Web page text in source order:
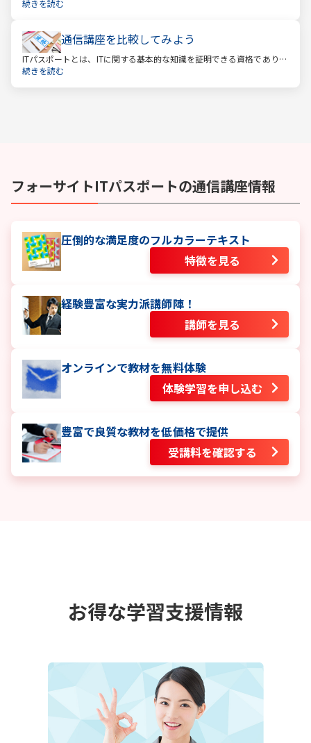
経済産業省認定の国家試験です。 ITと聞くと、専門的な知識を問われ
続きを読む
通信講座を比較してみよう
ITパスポートとは、ITに関する基本的な知識を証明できる資格であり、
経済産業省認定の国家試験です。 ITと聞くと、専門的な知識を問われ
続きを読む
フォーサイトITパスポートの通信講座情報
圧倒的な満足度のフルカラーテキスト
特徴を見る
経験豊富な実力派講師陣！
講師を見る
オンラインで教材を無料体験
体験学習を申し込む
豊富で良質な教材を低価格で提供
受講料を確認する
お得な学習支援情報